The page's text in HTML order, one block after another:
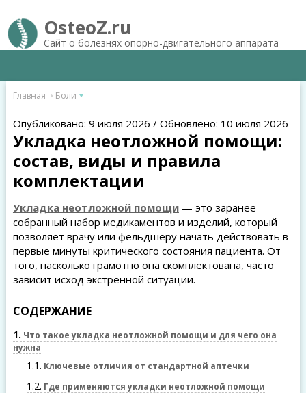
OsteoZ.ru
Сайт о болезнях опорно-двигательного аппарата
Главная Боли
Опубликовано: 9 июля 2026 / Обновлено: 10 июля 2026
Укладка неотложной помощи:
состав, виды и правила
комплектации
Укладка неотложной помощи— это заранее
собранный набор медикаментов и изделий, который
позволяет врачу или фельдшеру начать действовать в
первые минуты критического состояния пациента. От
того, насколько грамотно она скомплектована, часто
зависит исход экстренной ситуации.
СОДЕРЖАНИЕ
1 Что такое укладка неотложной помощи и для чего она
нужна
1.1 Ключевые отличия от стандартной аптечки
1.2 Где применяются укладки неотложной помощи